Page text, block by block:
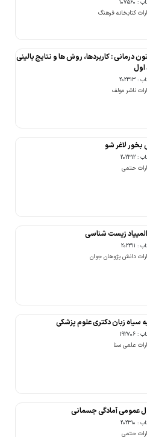
کتابخانه فرهنگ
درمانی : کاربردها، روش ها و نتایج بالینی
اول
ناشر مولف
بخور لاغر شو
حتمی
زیست شناسی
دانش پژوهان جوان
سیاه زبان دکتری علوم پزشکی
علمی سنا
عمومی آمادگی جسمانی
حتمی